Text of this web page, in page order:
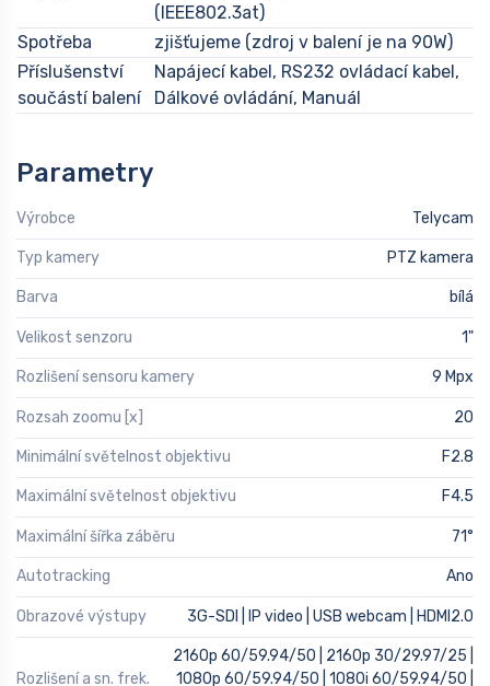
(IEEE802.3at)
Spotřeba
zjišťujeme (zdroj v balení je na 90W)
Příslušenství
součástí balení
Napájecí kabel, RS232 ovládací kabel,
Dálkové ovládání, Manuál
Parametry
Výrobce Telycam
Typ kamery PTZ kamera
Barva bílá
Velikost senzoru 1"
Rozlišení sensoru kamery 9 Mpx
Rozsah zoomu [x] 20
Minimální světelnost objektivu F2.8
Maximální světelnost objektivu F4.5
Maximální šířka záběru 71°
Autotracking Ano
Obrazové výstupy 3G-SDI | IP video | USB webcam | HDMI2.0
Rozlišení a sn. frek.
2160p 60/59.94/50 | 2160p 30/29.97/25 |
1080p 60/59.94/50 | 1080i 60/59.94/50 |